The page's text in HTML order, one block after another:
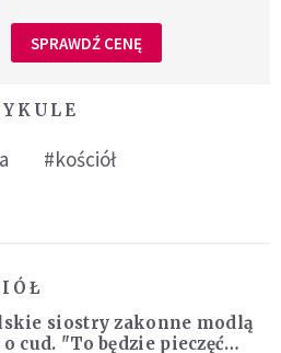
SPRAWDŹ CENĘ
#kościół
siostry zakonne modlą
o cud. "To będzie pieczęć